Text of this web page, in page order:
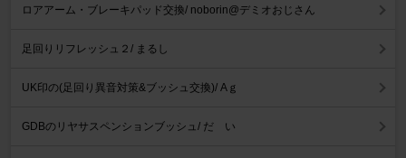
ロアアーム・ブレーキパッド交換/ noborin@デミオおじさん
足回りリフレッシュ２/ まるし
UK印の(足回り異音対策&ブッシュ交換)/ Aｇ
GDBのリヤサスペンションブッシュ/ だ い